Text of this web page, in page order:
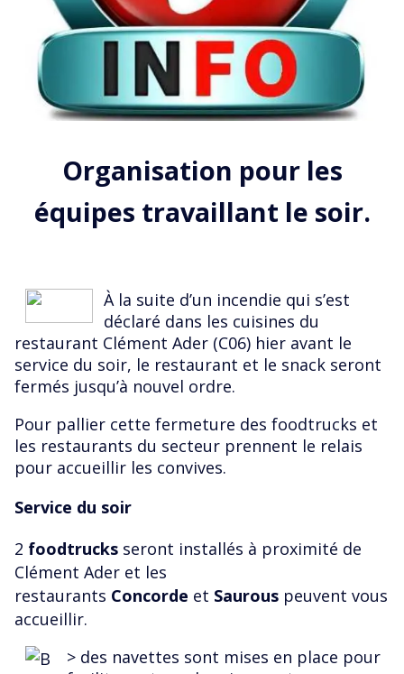
Organisation pour les
équipes travaillant le soir.
À la suite d’un incendie qui s’est
déclaré dans les cuisines du
restaurant Clément Ader (C06) hier avant le
service du soir, le restaurant et le snack seront
fermés jusqu’à nouvel ordre.
Pour pallier cette fermeture des foodtrucks et
les restaurants du secteur prennent le relais
pour accueillir les convives.
Service du soir
2 foodtrucks seront installés à proximité de
Clément Ader et les
restaurants Concorde et Saurous peuvent vous
accueillir.
> des navettes sont mises en place pour